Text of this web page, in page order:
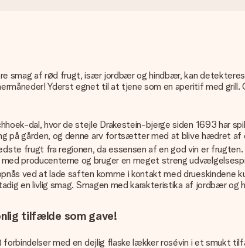
smag af rød frugt, især jordbær og hindbær, kan
Yderst egnet til at tjene som en aperitif med grill.
dal, hvor de stejle Drakestein-bjerge siden 1693 har
på gården, og denne arv fortsætter med at blive hædret af
frugt fra regionen, da essensen af ​​en god vin er
producenterne og bruger en meget streng
ved at lade saften komme i kontakt med drueskindene
en livlig smag. Smagen med karakteristika af jordbær
tilfælde som gave!
med en dejlig flaske lækker rosévin i et smukt